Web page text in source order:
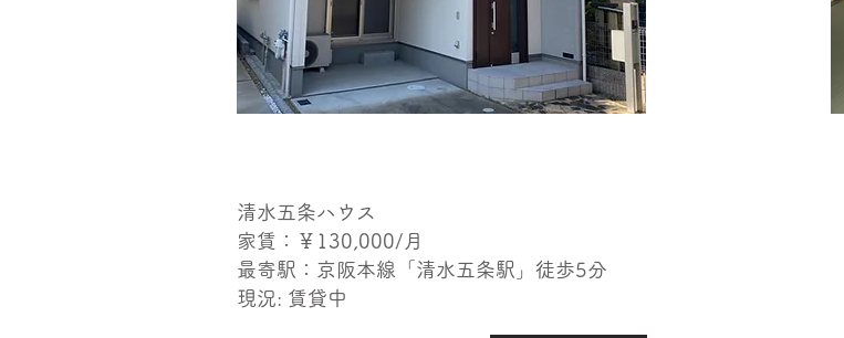
清水五条ハウス
家賃：￥130,000​/月
​最寄駅：京阪本線「清水五条駅」徒歩5分
現況: 賃貸中